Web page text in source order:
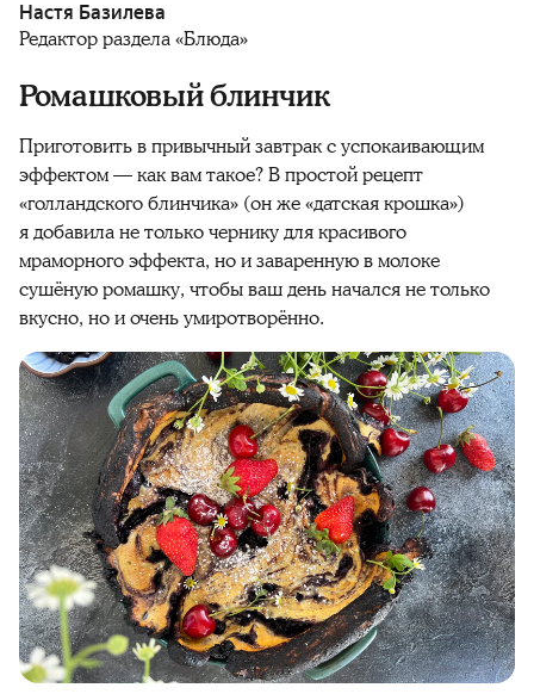
Настя Базилева
Редактор раздела «Блюда»
Ромашковый блинчик
Приготовить в привычный завтрак с успокаивающим
эффектом — как вам такое? В простой рецепт
«голландского блинчика» (он же «датская крошка»)
я добавила не только чернику для красивого
мраморного эффекта, но и заваренную в молоке
сушёную ромашку, чтобы ваш день начался не только
вкусно, но и очень умиротворённо.